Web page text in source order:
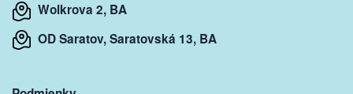
Wolkrova 2, BA
OD Saratov, Saratovská 13, BA